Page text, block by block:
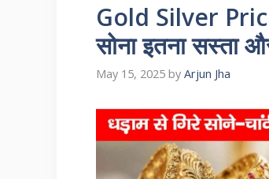
Gold Silver
सोना इतना सस्ता
May 15, 2025 by Arjun Jha